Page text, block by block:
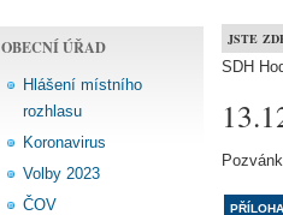
OBECNÍ ÚŘAD
Hlášení místního
rozhlasu
Koronavirus
Volby 2023
ČOV
JSTE
SDH
PŘÍLOHA